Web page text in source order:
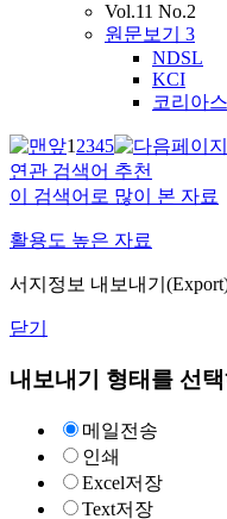
Vol.11 No.2
원문보기 3
NDSL
KCI
코리아
12345
연관 검색어 추천
이 검색어로 많이 본 자료
활용도 높은 자료
서지정보 내보내기
닫기
내보내기 형태를 선
메일전송
인쇄
Excel저장
Text저장